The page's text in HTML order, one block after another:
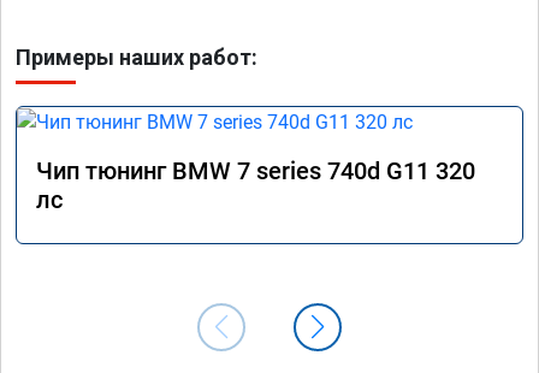
Примеры наших работ:
Чип тюнинг BMW 7 series 740d G11 320
лс